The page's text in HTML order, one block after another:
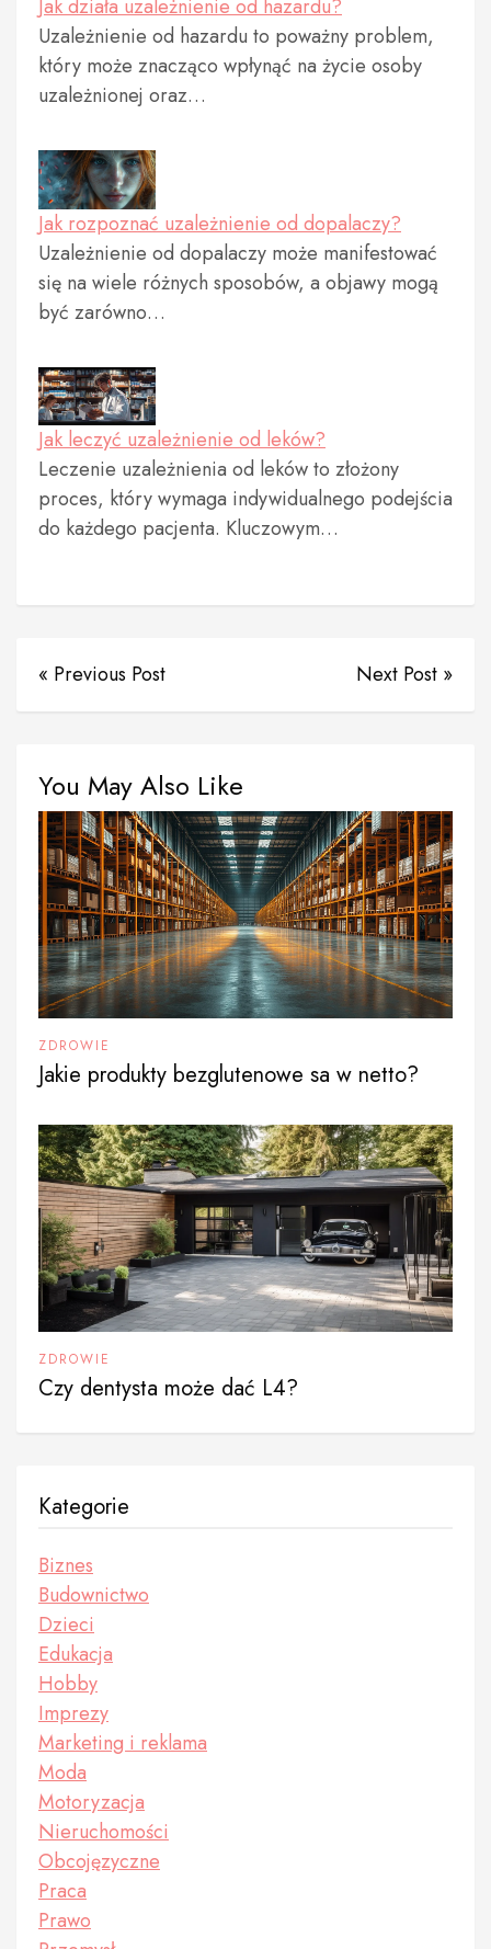
Jak działa uzależnienie od hazardu?
Uzależnienie od hazardu to poważny problem,
który może znacząco wpłynąć na życie osoby
uzależnionej oraz…
Jak rozpoznać uzależnienie od dopalaczy?
Uzależnienie od dopalaczy może manifestować
się na wiele różnych sposobów, a objawy mogą
być zarówno…
Jak leczyć uzależnienie od leków?
Leczenie uzależnienia od leków to złożony
proces, który wymaga indywidualnego podejścia
do każdego pacjenta. Kluczowym…
« Previous Post Next Post »
You May Also Like
ZDROWIE
Jakie produkty bezglutenowe sa w netto?
ZDROWIE
Czy dentysta może dać L4?
Kategorie
Biznes
Budownictwo
Dzieci
Edukacja
Hobby
Imprezy
Marketing i reklama
Moda
Motoryzacja
Nieruchomości
Obcojęzyczne
Praca
Prawo